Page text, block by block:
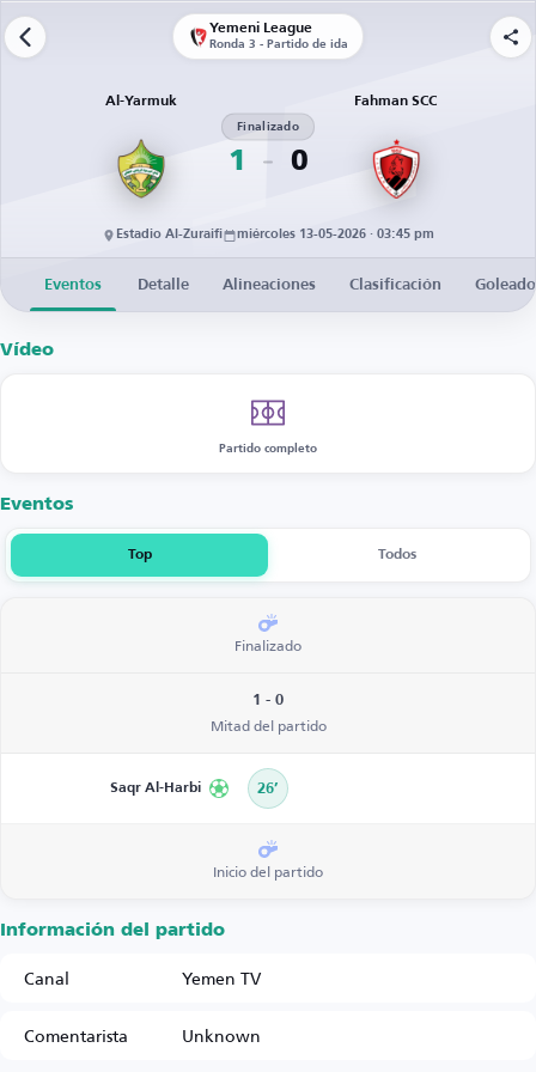
Yemeni League
Ronda 3 - Partido de ida
Al-Yarmuk
1
Finalizado
0
Fahman SCC
Estadio Al-Zuraifi miércoles 13-05-2026 · 03:45 pm
Eventos Detalle Alineaciones Clasificación
Vídeo
Partido completo
Eventos
Top Todos
Finalizado
1 - 0
Mitad del partido
Saqr Al-Harbi 26’
Inicio del partido
Información del partido
Canal
Yemen TV
Comentarista
Unknown